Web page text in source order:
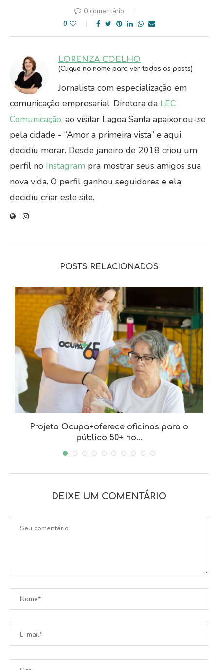
0 comentário
0
LORENZA COELHO
(Clique no nome para ver todos os posts)
Jornalista com especialização em
comunicação empresarial. Diretora da LEC
Comunicação, ao visitar Lagoa Santa apaixonou-se
pela cidade - “Amor a primeira vista” e aqui
decidiu morar. Desde janeiro de 2018 criou um
perfil no Instagram pra mostrar seus amigos sua
nova vida. O perfil ganhou seguidores e ela
decidiu criar este site.
POSTS RELACIONADOS
Projeto Ocupa+oferece oficinas para o
público 50+ no...
DEIXE UM COMENTÁRIO